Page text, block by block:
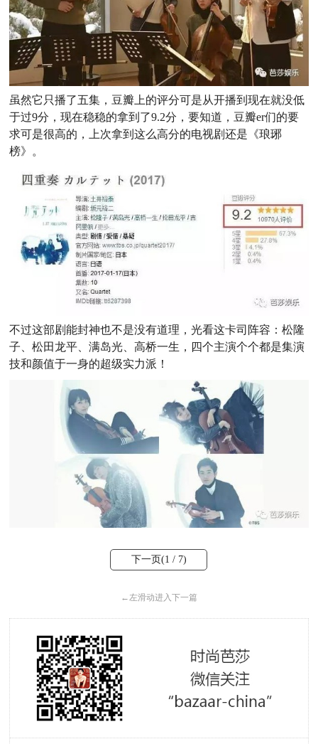
虽然它只播了五集，豆瓣上的评分可是从开播到现在就没低
于过9分，现在稳稳的拿到了9.2分，要知道，豆瓣er们的要
求可是很高的，上次拿到这么高分的电视剧还是《琅琊
榜》。
不过这部剧能封神也不是没有道理，光看这卡司阵容：松隆
子、松田龙平、满岛光、高桥一生，四个主演个个都是集演
技和颜值于一身的超级实力派！
下一页(1 / 7)
← 左滑动进入下一篇